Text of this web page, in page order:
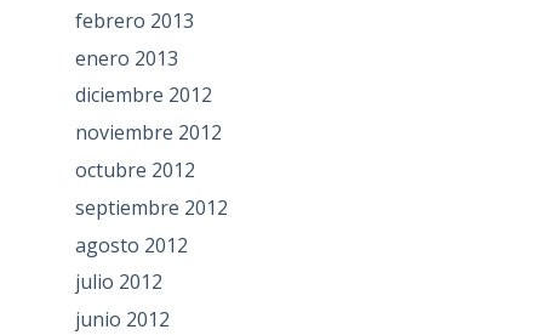
febrero 2013
enero 2013
diciembre 2012
noviembre 2012
octubre 2012
septiembre 2012
agosto 2012
julio 2012
junio 2012